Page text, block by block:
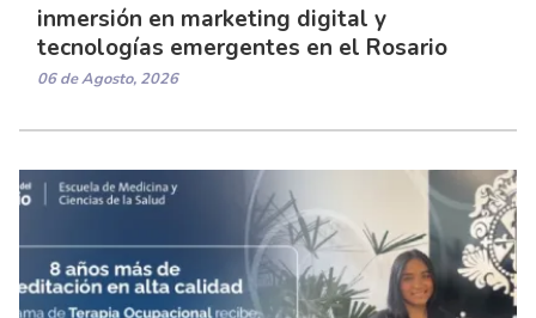
inmersión en marketing digital y
tecnologías emergentes en el Rosario
06 de Agosto, 2026